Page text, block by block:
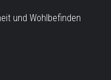
und Wohlbefinden